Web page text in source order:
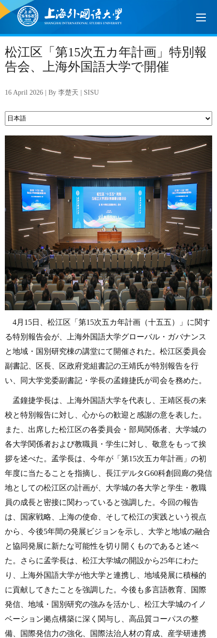
松江区「第15次五カ年計画」特別報
告会、上海外国語大学で開催
16 April 2026 | By 李楚天 | SISU
4月15日、松江区「第15次五カ年計画（十五五）」に関す
る特別報告会が、上海外国語大学グローバル ・ガバナンス
と地域・国別研究棟の講堂にて開催された。松江区委員会
副書記、区長、区政府党組書記の王靖氏が特別報告を行
い、同大学党委副書記・学長の孟鐘捷氏が司会を務めた。
孟鐘捷学長は、上海外国語大学を代表し、王靖区長の来
校と特別報告に対し、心からの歓迎と感謝の意を表した。
また、出席した松江区の各委員会・部局関係者、大学城の
各大学関係者および教職員・学生に対し、敬意をもって挨
拶を述べた。孟学長は、今年が「第15次五カ年計画」の初
年度に当たることを指摘し、長江デルタG60科創回廊の発信
地としての松江区の計画が、大学城の各大学と学生 ・教職
員の成長と密接に関わっていると強調した。今回の報告
は、国家戦略、上海の使命、そして松江の実践という視点
から、今後5年間の発展ビジョンを示し、 大学と地域の融合
と協同発展に新たな可能性を切り開くものであると述べ
た。さらに孟学長は、松江大学城の開設から25年にわた
り、上海外国語大学が他大学と連携し、地域発展に積極的
に貢献してきたことを強調した。今後も多言語教育、国際
発信、地域 ・国別研究の強みを活かし、松江大学城のイノ
ベーション拠点構築に深く関与し、高品質コーパスの整
備、国際発信力の強化、国際法治人材の育成、産学研連携